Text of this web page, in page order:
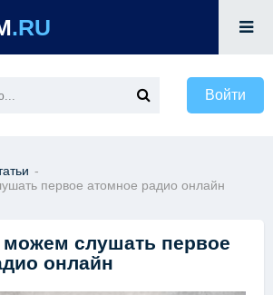
.RU
Войти
-
первое атомное радио онлайн
слушать первое
онлайн